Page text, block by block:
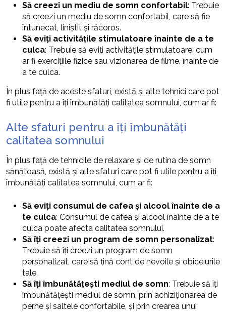
Să creezi un mediu de somn confortabil: Trebuie
să creezi un mediu de somn confortabil, care să fie
întunecat, liniștit și răcoros.
Să eviți activitățile stimulatoare înainte de a te
culca: Trebuie să eviți activitățile stimulatoare, cum
ar fi exercițiile fizice sau vizionarea de filme, înainte de
a te culca.
În plus față de aceste sfaturi, există și alte tehnici care pot
fi utile pentru a îți îmbunătăți calitatea somnului, cum ar fi:
Alte sfaturi pentru a îți îmbunătăți
calitatea somnului
În plus față de tehnicile de relaxare și de rutina de somn
sănătoasă, există și alte sfaturi care pot fi utile pentru a îți
îmbunătăți calitatea somnului, cum ar fi:
Să eviți consumul de cafea și alcool înainte de a
te culca: Consumul de cafea și alcool înainte de a te
culca poate afecta calitatea somnului.
Să îți creezi un program de somn personalizat:
Trebuie să îți creezi un program de somn
personalizat, care să țină cont de nevoile și obiceiurile
tale.
Să îți îmbunătățești mediul de somn: Trebuie să îți
îmbunătățești mediul de somn, prin achiziționarea de
perne și saltele confortabile, și prin crearea unui